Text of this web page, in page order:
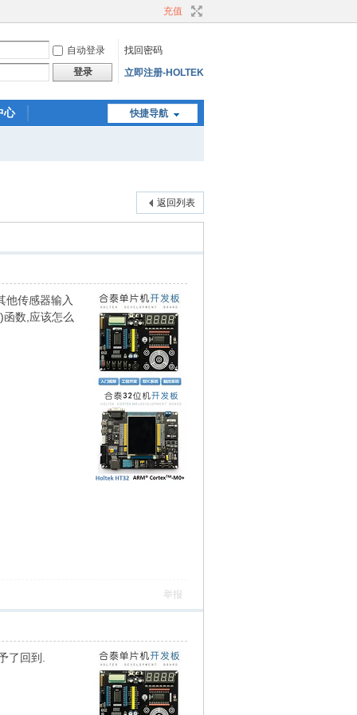
充值
自动登录
找回密码
登录
立即注册-HOLTEK
快捷导航
心
返回列表
他传感器输入
数,应该怎么
举报
了回到.